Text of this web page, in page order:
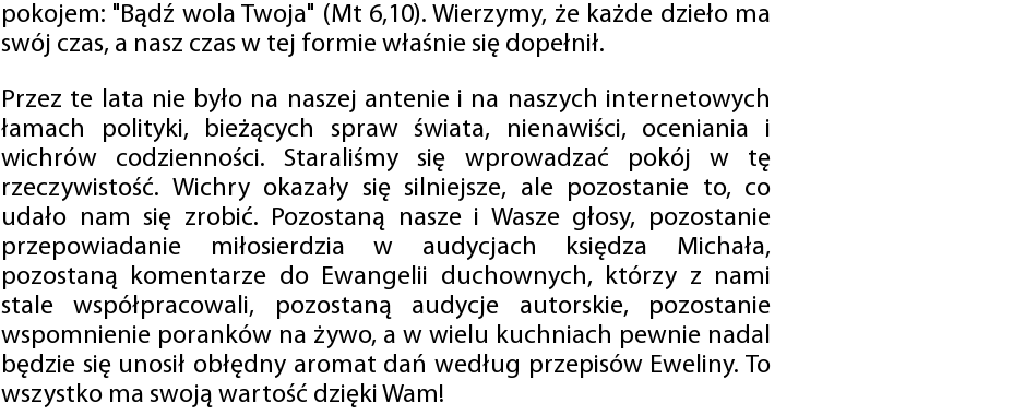
pokojem: "Bądź wola Twoja" (Mt 6,10). Wierzymy, że każde dzieło ma
swój czas, a nasz czas w tej formie właśnie się dopełnił.
Przez te lata nie było na naszej antenie i na naszych internetowych
łamach polityki, bieżących spraw świata, nienawiści, oceniania i
wichrów codzienności. Staraliśmy się wprowadzać pokój w tę
rzeczywistość. Wichry okazały się silniejsze, ale pozostanie to, co
udało nam się zrobić. Pozostaną nasze i Wasze głosy, pozostanie
przepowiadanie miłosierdzia w audycjach księdza Michała,
pozostaną komentarze do Ewangelii duchownych, którzy z nami
stale współpracowali, pozostaną audycje autorskie, pozostanie
wspomnienie poranków na żywo, a w wielu kuchniach pewnie nadal
będzie się unosił obłędny aromat dań według przepisów Eweliny. To
wszystko ma swoją wartość dzięki Wam!